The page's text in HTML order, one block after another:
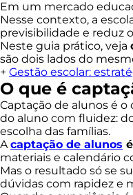
Em um mercado
Nesse contexto, a
previsibilidade e reduz
Neste guia prático, veja
são dois lados do
+ Gestão escolar:
O que é
Captação de alunos é
do aluno com fluidez:
escolha das famílias.
Acaptação de alunos
materiais e calendário
Mas o resultado só se
dúvidas com rapidez e